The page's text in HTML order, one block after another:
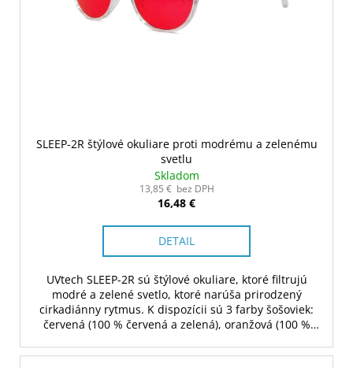
SLEEP-2R štýlové okuliare proti modrému a zelenému
svetlu
Skladom
13,85 € bez DPH
16,48 €
DETAIL
UVtech SLEEP-2R sú štýlové okuliare, ktoré filtrujú
modré a zelené svetlo, ktoré narúša prirodzený
cirkadiánny rytmus. K dispozícii sú 3 farby šošoviek:
červená (100 % červená a zelená), oranžová (100 %